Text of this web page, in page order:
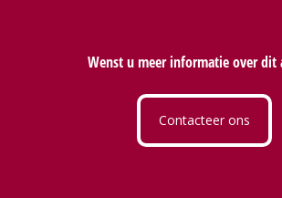
Wenst u meer informatie over dit
Contacteer ons